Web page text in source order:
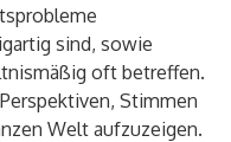
sind, sowie
oft betreffen.
Stimmen
Welt aufzuzeigen.